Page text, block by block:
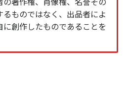
ものではなく、出品者によ
に創作したものであることを